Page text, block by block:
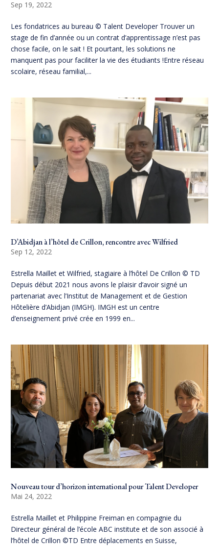
Sep 19, 2022
Les fondatrices au bureau © Talent Developer Trouver un
stage de fin d’année ou un contrat d’apprentissage n’est pas
chose facile, on le sait ! Et pourtant, les solutions ne
manquent pas pour faciliter la vie des étudiants !Entre réseau
scolaire, réseau familial,...
D’Abidjan à l’hôtel de Crillon, rencontre avec Wilfried
Sep 12, 2022
Estrella Maillet et Wilfried, stagiaire à l’hôtel De Crillon © TD
Depuis début 2021 nous avons le plaisir d’avoir signé un
partenariat avec l’Institut de Management et de Gestion
Hôtelière d’Abidjan (IMGH). IMGH est un centre
d’enseignement privé crée en 1999 en...
Nouveau tour d’horizon international pour Talent Developer
Mai 24, 2022
Estrella Maillet et Philippine Freiman en compagnie du
Directeur général de l’école ABC institute et de son associé à
l’hôtel de Crillon ©TD Entre déplacements en Suisse,